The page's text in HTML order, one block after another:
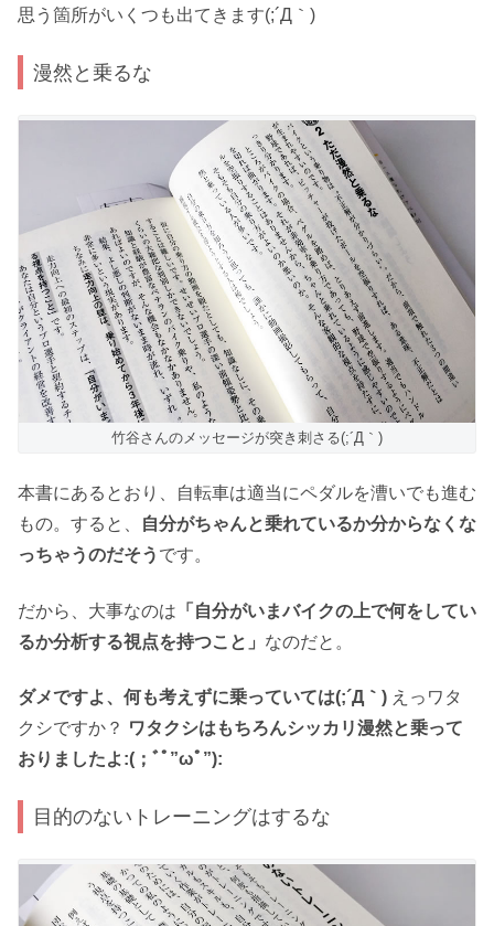
思う箇所がいくつも出てきます(;´Д｀)
漫然と乗るな
竹谷さんのメッセージが突き刺さる(;´Д｀)
本書にあるとおり、自転車は適当にペダルを漕いでも進む
もの。すると、
自分がちゃんと乗れているか分からなくな
っちゃうのだそう です。
だから、大事なのは 「自分がいまバイクの上で何をしてい
るか分析する視点を持つこと」 なのだと。
ダメですよ、何も考えずに乗っていては(;´Д｀) えっワタ
クシですか？ ワタクシはもちろんシッカリ漫然と乗って
おりましたよ:(；ﾞﾟ”ωﾟ”):
目的のないトレーニングはするな